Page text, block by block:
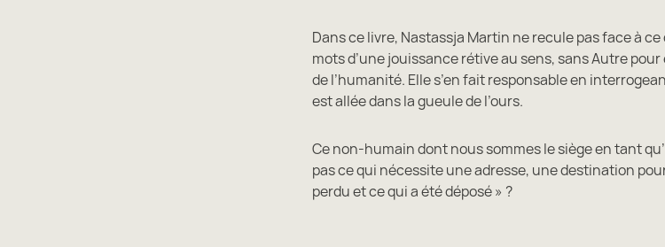
Dans ce livre, Nastassja Martin ne recule pas face à
mots d’une jouissance rétive au sens, sans Autre
de l’humanité. Elle s’en fait responsable en
est allée dans la gueule de l’ours.
Ce non-humain dont nous sommes le siège en tant
pas ce qui nécessite une adresse, une destination
perdu et ce qui a été déposé » ?